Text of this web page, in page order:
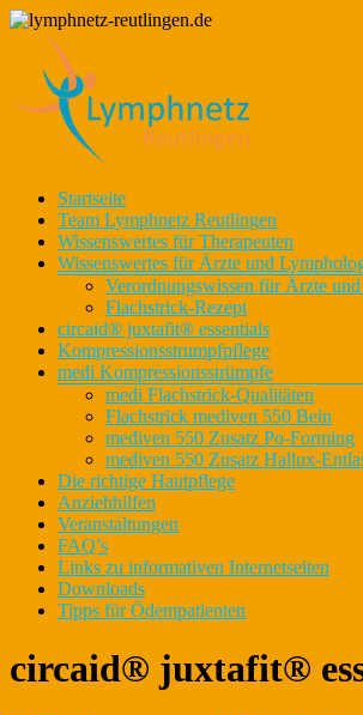
Zum
Inhalt
springen
lymphnetz-
reutlingen.de
Lymphnetz
für den
Kreis
Reutlingen
Menü
Startseite
Team Lymphnetz Reutlingen
Wissenswertes für Therapeuten
Wissenswertes für Ärzte und
Verordnungswissen für Ärzte
Flachstrick-Rezept
circaid® juxtafit® essentials
Kompressionsstrumpfpflege
medi Kompressionsstrümpfe
medi Flachstrick-Qualitäten
Flachstrick mediven 550 Bein
mediven 550 Zusatz Po-Forming
mediven 550 Zusatz Hallux-
Die richtige Hautpflege
Anziehhilfen
Veranstaltungen
FAQ’s
Links zu informativen Internetseiten
Downloads
Tipps für Ödempatienten
circaid® juxtafit®